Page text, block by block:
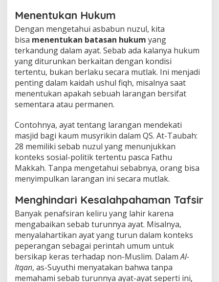
Menentukan Hukum
Dengan mengetahui asbabun nuzul, kita
bisa menentukan batasan hukum yang
terkandung dalam ayat. Sebab ada kalanya hukum
yang diturunkan berkaitan dengan kondisi
tertentu, bukan berlaku secara mutlak. Ini menjadi
penting dalam kaidah ushul fiqh, misalnya saat
menentukan apakah sebuah larangan bersifat
sementara atau permanen.
Contohnya, ayat tentang larangan mendekati
masjid bagi kaum musyrikin dalam QS. At-Taubah:
28 memiliki sebab nuzul yang menunjukkan
konteks sosial-politik tertentu pasca Fathu
Makkah. Tanpa mengetahui sebabnya, orang bisa
menyimpulkan larangan ini secara mutlak.
Menghindari Kesalahpahaman Tafsir
Banyak penafsiran keliru yang lahir karena
mengabaikan sebab turunnya ayat. Misalnya,
menyalahartikan ayat yang turun dalam konteks
peperangan sebagai perintah umum untuk
bersikap keras terhadap non-Muslim. DalamAl-
Itqan, as-Suyuthi menyatakan bahwa tanpa
memahami sebab turunnya ayat-ayat seperti ini,